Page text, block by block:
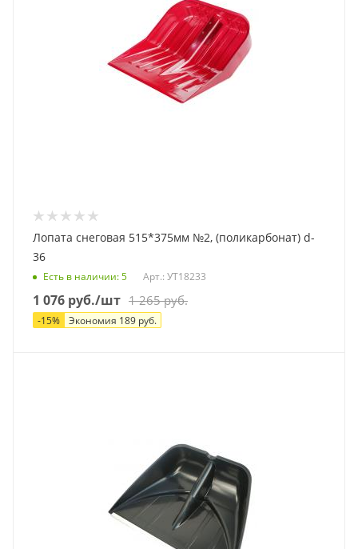
Лопата снеговая 515*375мм №2, (поликарбонат) d-
36
Есть в наличии: 5 Арт.: УТ18233
1 076 руб./шт 1 265руб.
-15% Экономия 189 руб.